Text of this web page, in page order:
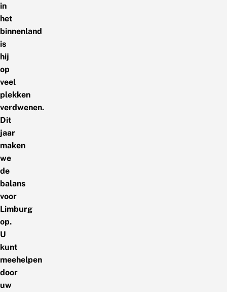
in
het
binnenland
is
hij
op
veel
plekken
verdwenen.
Dit
jaar
maken
we
de
balans
voor
Limburg
op.
U
kunt
meehelpen
door
uw